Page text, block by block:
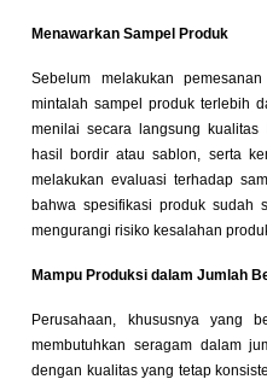
Menawarkan Sampel Produk
Sebelum melakukan
mintalah sampel produk terlebih
menilai secara langsung
hasil bordir atau sablon, serta
melakukan evaluasi terhadap
bahwa spesifikasi produk sudah
mengurangi risiko kesalahan
Mampu Produksi dalam Jumlah
Perusahaan, khususnya yang
membutuhkan seragam dalam
dengan kualitas yang tetap